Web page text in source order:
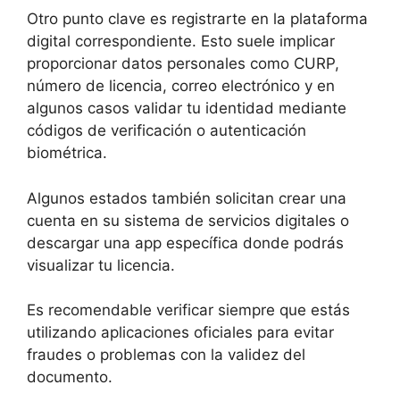
Otro punto clave es registrarte en la plataforma
digital correspondiente. Esto suele implicar
proporcionar datos personales como CURP,
número de licencia, correo electrónico y en
algunos casos validar tu identidad mediante
códigos de verificación o autenticación
biométrica.
Algunos estados también solicitan crear una
cuenta en su sistema de servicios digitales o
descargar una app específica donde podrás
visualizar tu licencia.
Es recomendable verificar siempre que estás
utilizando aplicaciones oficiales para evitar
fraudes o problemas con la validez del
documento.